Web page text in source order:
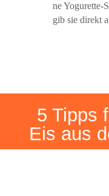
ne Yogu­ret­te-
gib sie direkt
5 Tipps
Eis aus